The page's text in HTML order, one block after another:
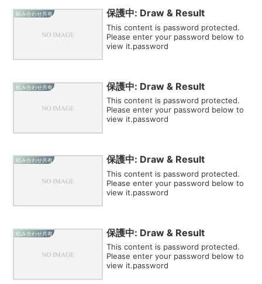
組み合わせ共有 保護中: Draw & Result
This content is password protected.
Please enter your password below to
view it.password
組み合わせ共有 保護中: Draw & Result
This content is password protected.
Please enter your password below to
view it.password
組み合わせ共有 保護中: Draw & Result
This content is password protected.
Please enter your password below to
view it.password
組み合わせ共有 保護中: Draw & Result
This content is password protected.
Please enter your password below to
view it.password